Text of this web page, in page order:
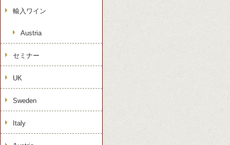
輸入ワイン
Austria
セミナー
UK
Sweden
Italy